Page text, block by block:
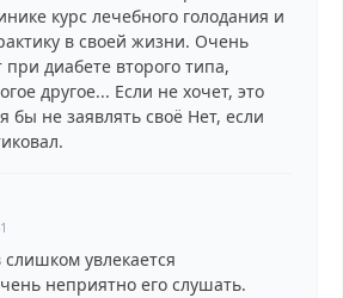
курс лечебного голодания и
в своей жизни. Очень
диабете второго типа,
другое... Если не хочет, это
бы не заявлять своё Нет, если
увлекается
неприятно его слушать.